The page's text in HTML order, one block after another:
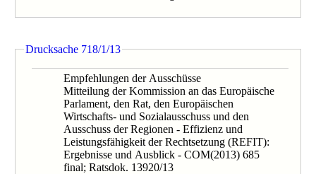
Drucksache 718/1/13
Empfehlungen der Ausschüsse
Mitteilung der Kommission an das Europäische
Parlament, den Rat, den Europäischen
Wirtschafts- und Sozialausschuss und den
Ausschuss der Regionen - Effizienz und
Leistungsfähigkeit der Rechtsetzung (REFIT):
Ergebnisse und Ausblick - COM(2013) 685
final; Ratsdok. 13920/13